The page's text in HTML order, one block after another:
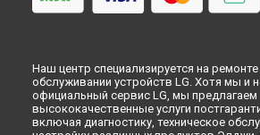
Наш центр специализируется на ремонте
обслуживании устройств LG. Хотя мы и
официальный сервис LG, мы предлагаем
высококачественные услуги
включая диагностику, техническое